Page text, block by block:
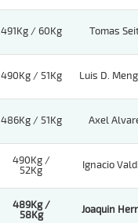
491Kg / 60Kg Tomas
490Kg / 51Kg Luis D.
486Kg / 51Kg Axel
490Kg /
52Kg
Ignacio
489Kg /
58Kg
Joaquin